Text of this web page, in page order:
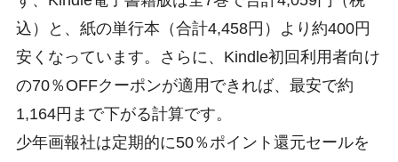
込）と、紙の単行本（合計4,458円）より約400円
安くなっています。さらに、Kindle初回利用者向け
の70％OFFクーポンが適用できれば、最安で約
1,164円まで下がる計算です。
少年画報社は定期的に50％ポイント還元セールを